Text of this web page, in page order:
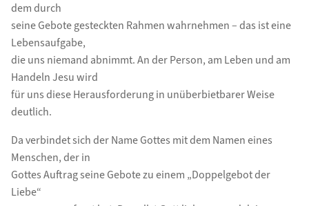
dem durch
seine Gebote gesteckten Rahmen wahrnehmen – das ist eine
Lebensaufgabe,
die uns niemand abnimmt. An der Person, am Leben und am
Handeln Jesu wird
für uns diese Herausforderung in unüberbietbarer Weise
deutlich.
Da verbindet sich der Name Gottes mit dem Namen eines
Menschen, der in
Gottes Auftrag seine Gebote zu einem „Doppelgebot der
Liebe“